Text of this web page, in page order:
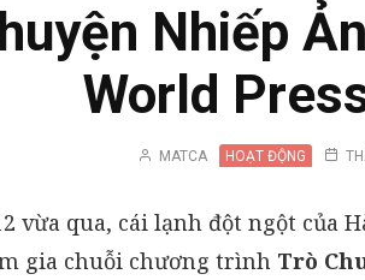
Nhiếp
World
MATCA HOẠT ĐỘNG
vừa qua, cái lạnh đột ngột của
gia chuỗi chương trình Trò